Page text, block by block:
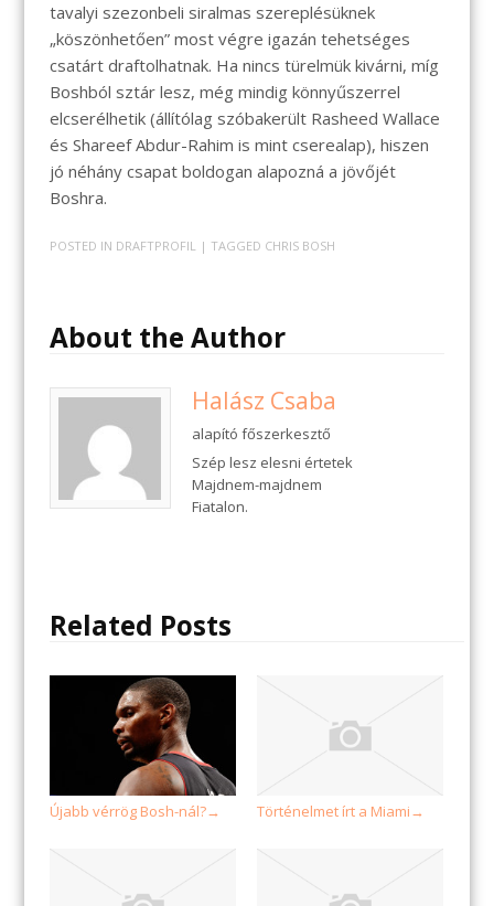
tavalyi szezonbeli siralmas szereplésüknek
„köszönhetően” most végre igazán tehetséges
csatárt draftolhatnak. Ha nincs türelmük kivárni, míg
Boshból sztár lesz, még mindig könnyűszerrel
elcserélhetik (állítólag szóbakerült Rasheed Wallace
és Shareef Abdur-Rahim is mint cserealap), hiszen
jó néhány csapat boldogan alapozná a jövőjét
Boshra.
POSTED IN DRAFTPROFIL | TAGGED CHRIS BOSH
About the Author
Halász Csaba
alapító főszerkesztő
Szép lesz elesni értetek
Majdnem-majdnem
Fiatalon.
Related Posts
Újabb vérrög Bosh-nál?→ Történelmet írt a Miami →